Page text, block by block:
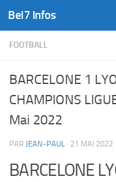
Skip to content
Bel7 Infos
FOOTBALL
BARCELONE 1
CHAMPIONS
Mai 2022
PAR JEAN-PAUL · 21 MAI 2022
BARCELONE